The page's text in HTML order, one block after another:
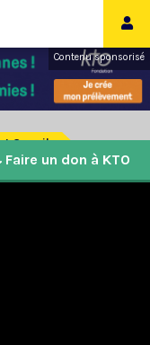
Contenu sponsorisé
8 avril
Faire un don à KTO